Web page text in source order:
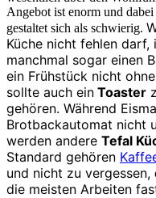
Angebot ist enorm und
gestaltet sich als schwierig.
Küche nicht fehlen darf,
manchmal sogar einen
ein Frühstück nicht
sollte auch ein Toaster
gehören. Während
Brotbackautomat nicht
werden andere Tefal
Standard gehören
und nicht zu vergessen,
die meisten Arbeiten